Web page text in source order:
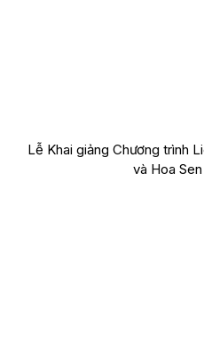
Lễ Khai giảng Chương trình
và Hoa